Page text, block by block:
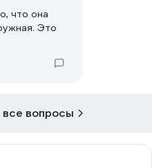
что она
Это
вопросы